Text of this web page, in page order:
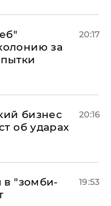
за
20:17
бизнес
об ударах
20:16
в "зомби-
19:53